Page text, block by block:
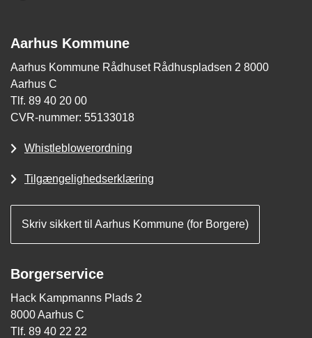
Aarhus Kommune
Aarhus Kommune Rådhuset Rådhuspladsen 2 8000
Aarhus C
Tlf. 89 40 20 00
CVR-nummer: 55133018
Whistleblowerordning
Tilgængelighedserklæring
Skriv sikkert til Aarhus Kommune (for Borgere)
Borgerservice
Hack Kampmanns Plads 2
8000 Aarhus C
Tlf. 89 40 22 22